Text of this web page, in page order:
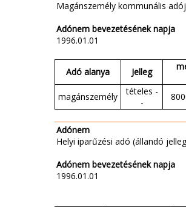
Magánszemély kommunális
Adónem bevezetésének napja
1996.01.01
Adó alanya Jelleg
magánszemély
tételes -
-
Adónem
Helyi iparűzési adó (állandó
Adónem bevezetésének napja
1996.01.01